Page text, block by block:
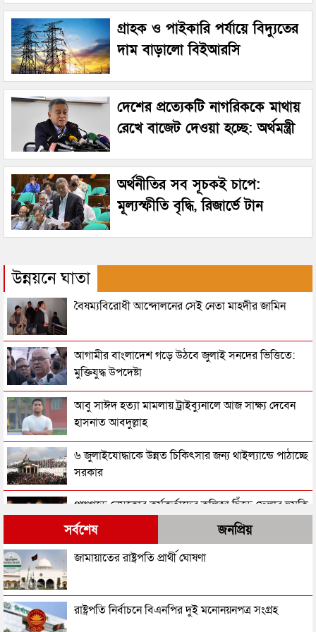
গ্রাহক ও পাইকারি পর্যায়ে বিদ্যুতের
দাম বাড়ালো বিইআরসি
দেশের প্রত্যেকটি নাগরিককে মাথায়
রেখে বাজেট দেওয়া হচ্ছে: অর্থমন্ত্রী
অর্থনীতির সব সূচকই চাপে:
মূল্যস্ফীতি বৃদ্ধি, রিজার্ভে টান
উন্নয়নে ঘাতা
বৈষম্যবিরোধী আন্দোলনের সেই নেতা মাহদীর জামিন
আগামীর বাংলাদেশ গড়ে উঠবে জুলাই সনদের ভিত্তিতে:
মুক্তিযুদ্ধ উপদেষ্টা
আবু সাঈদ হত্যা মামলায় ট্রাইব্যুনালে আজ সাক্ষ্য দেবেন
হাসনাত আবদুল্লাহ
৬ জুলাইযোদ্ধাকে উন্নত চিকিৎসার জন্য থাইল্যান্ডে পাঠাচ্ছে
সরকার
পঞ্চগড়ে নেসকোর কর্মকর্তাদের কলিজা ছিঁড়ে ফেলার হুমকি
সারজিসের
এনসিপির কুষ্টিয়া জেলা কমিটি থেকে দুই নেতার পদত্যাগ
৪৮ ঘণ্টা ধরে নিখোঁজ বৈষম্যবিরোধী আন্দোলনের নেতা,
সর্বশেষ জনপ্রিয়
জামায়াতের রাষ্ট্রপতি প্রার্থী ঘোষণা
রাষ্ট্রপতি নির্বাচনে বিএনপির দুই মনোনয়নপত্র সংগ্রহ